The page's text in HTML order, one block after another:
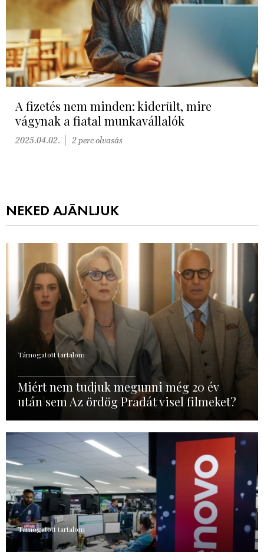
A fizetés nem minden: kiderült, mire
vágynak a fiatal munkavállalók
2025.04.02. 2 perc olvasás
NEKED AJÁNLJUK
Támogatott tartalom
Miért nem tudjuk megunni még 20 év
után sem Az ördög Pradát visel filmeket?
Támogatott tartalom